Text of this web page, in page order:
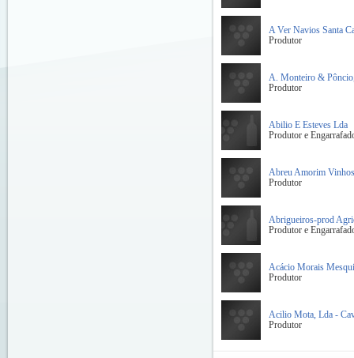
A Ver Navios Santa
Produtor
A. Monteiro &
Produtor
Abilio E Esteves Lda
Produtor e
Abreu Amorim
Produtor
Abrigueiros-prod
Produtor e
Acácio Morais
Produtor
Acilio Mota, Lda -
Produtor